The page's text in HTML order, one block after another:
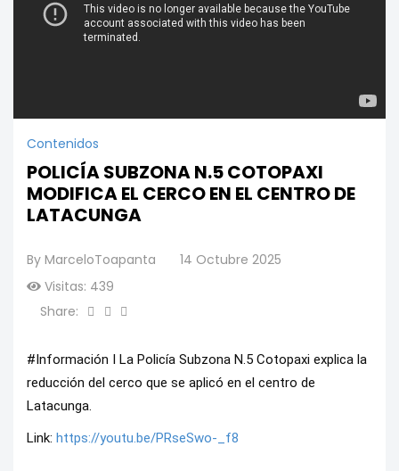
Contenidos
POLICÍA SUBZONA N.5 COTOPAXI
MODIFICA EL CERCO EN EL CENTRO DE
LATACUNGA
By MarceloToapanta
14 Octubre 2025
Visitas: 439
Share:
#Información I La Policía Subzona N.5 Cotopaxi explica la
reducción del cerco que se aplicó en el centro de
Latacunga.
Link: https://youtu.be/PRseSwo-_f8